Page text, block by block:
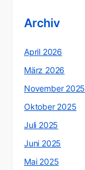
Archiv
April 2026
März 2026
November 2025
Oktober 2025
Juli 2025
Juni 2025
Mai 2025